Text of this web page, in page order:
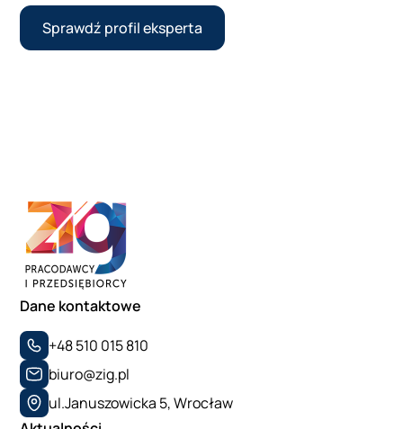
Sprawdź profil eksperta
Dane kontaktowe
+48 510 015 810
biuro@zig.pl
ul.Januszowicka 5, Wrocław